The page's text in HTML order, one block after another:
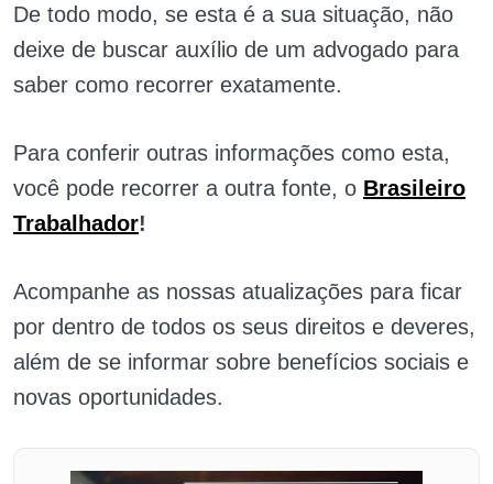
De todo modo, se esta é a sua situação, não
deixe de buscar auxílio de um advogado para
saber como recorrer exatamente.
Para conferir outras informações como esta,
você pode recorrer a outra fonte, o Brasileiro
Trabalhador!
Acompanhe as nossas atualizações para ficar
por dentro de todos os seus direitos e deveres,
além de se informar sobre benefícios sociais e
novas oportunidades.